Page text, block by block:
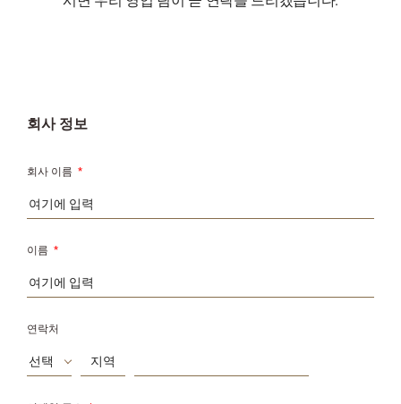
회사 정보
회사 이름 *
이름 *
연락처
선택